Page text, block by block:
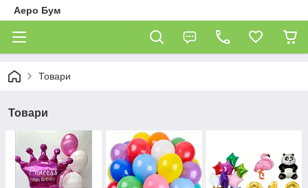
Аеро Бум
Товари
Товари